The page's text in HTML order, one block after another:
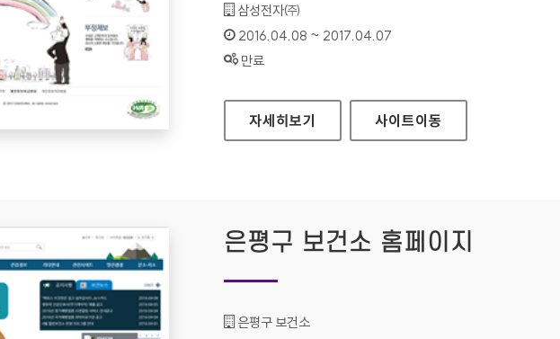
기관명 :
삼성전자㈜
인증기간 :
2016.04.08 ~ 2017.04.07
상태 :
만료
삼성전자 윤리경영 대표 홈페이지
자세히보기 사이트이동
은평구 보건소 홈페이지
기관명 :
은평구 보건소